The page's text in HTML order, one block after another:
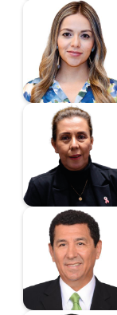
Licerio Valdes Hilda
Magdalena
Diputada
Silva Andraca Ruth
Marisela
Diputada
López Hernández
Mario Alberto
Diputado